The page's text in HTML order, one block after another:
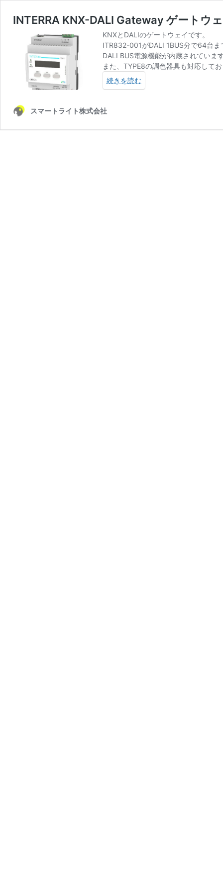
INTERRA KNX-DALI Gateway ゲートウ
KNXとDALIのゲートウェイです。
ITR832-001がDALI 1BUS分で64台
DALI BUS電源機能が内蔵されていま
また、TYPE8の調色器具も対応して
続きを読む
スマートライト株式会社